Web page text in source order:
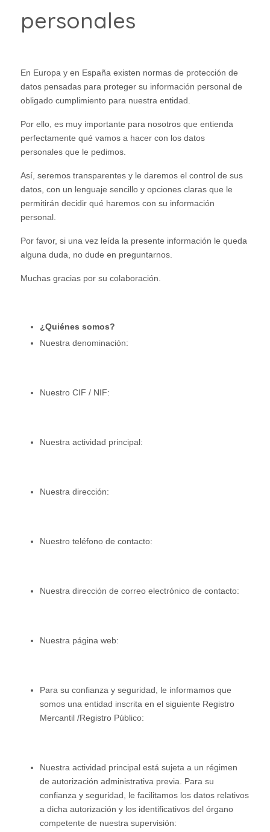
personales
En Europa y en España existen normas de protección de
datos pensadas para proteger su información personal de
obligado cumplimiento para nuestra entidad.
Por ello, es muy importante para nosotros que entienda
perfectamente qué vamos a hacer con los datos
personales que le pedimos.
Así, seremos transparentes y le daremos el control de sus
datos, con un lenguaje sencillo y opciones claras que le
permitirán decidir qué haremos con su información
personal.
Por favor, si una vez leída la presente información le queda
alguna duda, no dude en preguntarnos.
Muchas gracias por su colaboración.
¿Quiénes somos?
Nuestra denominación:
Nuestro CIF / NIF:
Nuestra actividad principal:
Nuestra dirección:
Nuestro teléfono de contacto:
Nuestra dirección de correo electrónico de contacto:
Nuestra página web:
Para su confianza y seguridad, le informamos que
somos una entidad inscrita en el siguiente Registro
Mercantil /Registro Público:
Nuestra actividad principal está sujeta a un régimen
de autorización administrativa previa. Para su
confianza y seguridad, le facilitamos los datos relativos
a dicha autorización y los identificativos del órgano
competente de nuestra supervisión: